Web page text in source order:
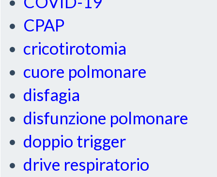
CPAP
cricotirotomia
cuore polmonare
disfagia
disfunzione polmonare
doppio trigger
drive respiratorio